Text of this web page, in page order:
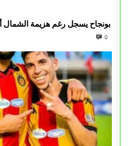
بونجاح يسجل رغم هزيمة الشمال
0